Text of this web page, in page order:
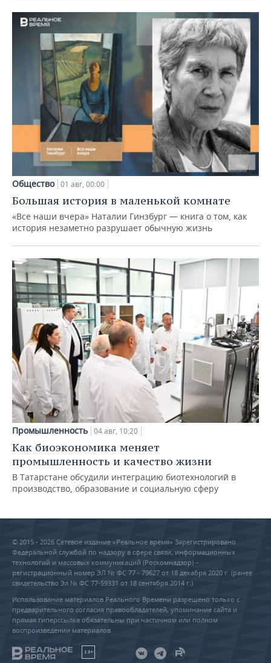
Общество 01 авг, 00:00
Большая история в маленькой комнате
«Все наши вчера» Наталии Гинзбург — книга о том, как
история незаметно разрушает обычную жизнь
Промышленность 04 авг, 10:20
Как биоэкономика меняет
промышленность и качество жизни
В Татарстане обсудили интеграцию биотехнологий в
производство, образование и социальную сферу
© 2015 - 2026 Сетевое издание «Реальное время» Зарегистрировано
Федеральной службой по надзору в сфере связи, информационных
технологий и массовых коммуникаций (Роскомнадзор) –
регистрационный номер ЭЛ № ФС 77 - 79627 от 18 декабря 2020 г. (ранее
свидетельство Эл № ФС 77-59331 от 18 сентября 2014 г.)
Использование материалов Реального Времени разрешено только с
предварительного согласия правообладателей, упоминание сайта и
прямая гиперссылка обязательны при частичном или полном
воспроизведении материалов.
18+